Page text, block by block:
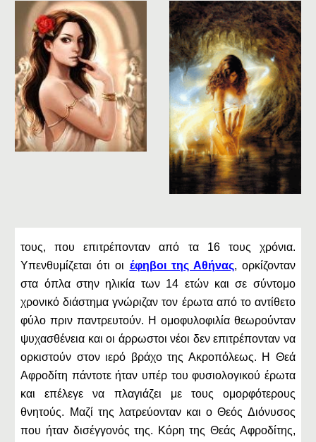
τους, που επιτρέπονταν από τα 16 τους χρόνια.
Υπενθυμίζεται ότι οι έφηβοι της Αθήνας, ορκίζονταν
στα όπλα στην ηλικία των 14 ετών και σε σύντομο
χρονικό διάστημα γνώριζαν τον έρωτα από το αντίθετο
φύλο πριν παντρευτούν. Η ομοφυλοφιλία θεωρούνταν
ψυχασθένεια και οι άρρωστοι νέοι δεν επιτρέπονταν να
ορκιστούν στον ιερό βράχο της Ακροπόλεως. Η Θεά
Αφροδίτη πάντοτε ήταν υπέρ του φυσιολογικού έρωτα
και επέλεγε να πλαγιάζει με τους ομορφότερους
θνητούς. Μαζί της λατρεύονταν και ο Θεός Διόνυσος
που ήταν δισέγγονός της. Κόρη της Θεάς Αφροδίτης,